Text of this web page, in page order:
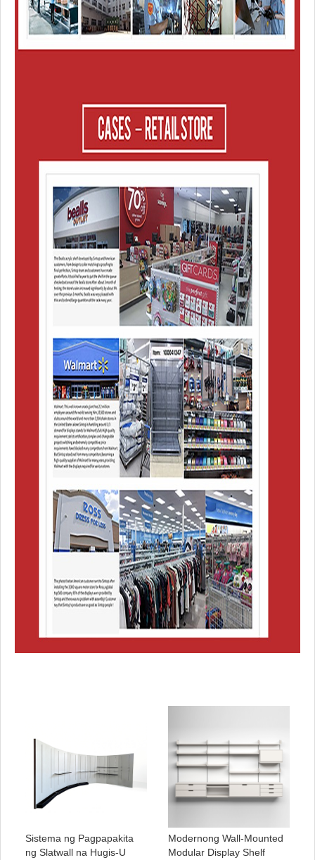
Sistema ng Pagpapakita
ng Slatwall na Hugis-U
Modernong Wall-Mounted
Modular Display Shelf